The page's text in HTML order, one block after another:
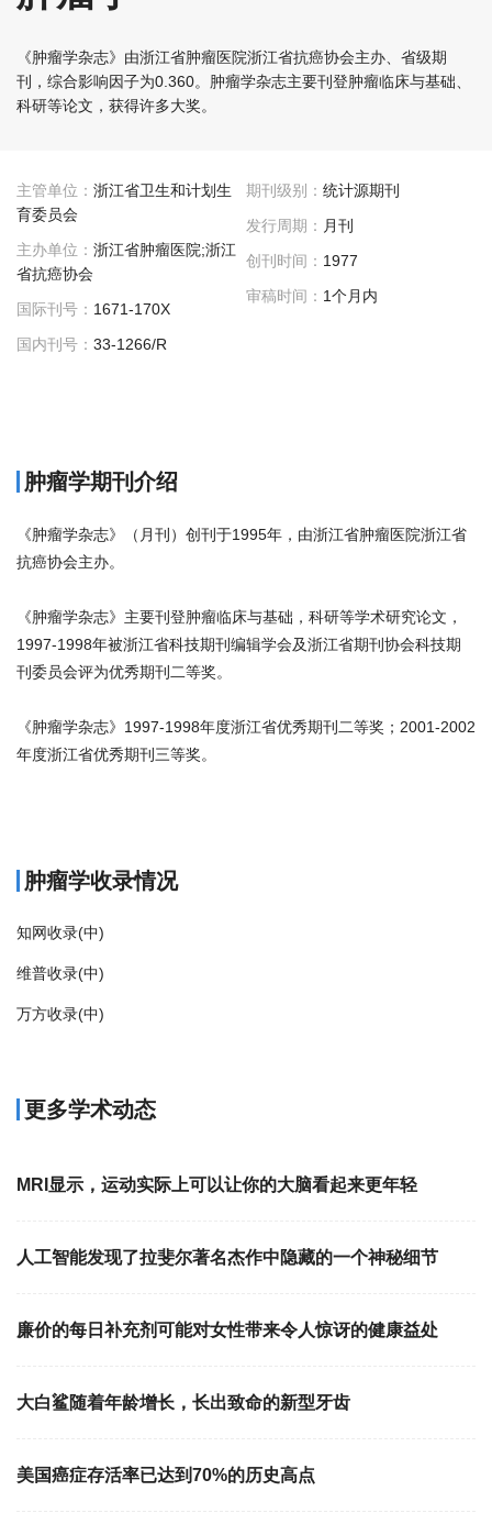
《肿瘤学杂志》由浙江省肿瘤医院浙江省抗癌协会主办、省级期
刊，综合影响因子为0.360。肿瘤学杂志主要刊登肿瘤临床与基础、
科研等论文，获得许多大奖。
主管单位： 浙江省卫生和计划生
育委员会
主办单位： 浙江省肿瘤医院;浙江
省抗癌协会
国际刊号： 1671-170X
国内刊号： 33-1266/R
期刊级别： 统计源期刊
发行周期： 月刊
创刊时间： 1977
审稿时间： 1个月内
肿瘤学期刊介绍
《肿瘤学杂志》（月刊）创刊于1995年，由浙江省肿瘤医院浙江省
抗癌协会主办。
《肿瘤学杂志》主要刊登肿瘤临床与基础，科研等学术研究论文，
1997-1998年被浙江省科技期刊编辑学会及浙江省期刊协会科技期
刊委员会评为优秀期刊二等奖。
《肿瘤学杂志》1997-1998年度浙江省优秀期刊二等奖；2001-2002
年度浙江省优秀期刊三等奖。
肿瘤学收录情况
知网收录(中)
维普收录(中)
万方收录(中)
更多学术动态
MRI显示，运动实际上可以让你的大脑看起来更年轻
人工智能发现了拉斐尔著名杰作中隐藏的一个神秘细节
廉价的每日补充剂可能对女性带来令人惊讶的健康益处
大白鲨随着年龄增长，长出致命的新型牙齿
美国癌症存活率已达到70%的历史高点